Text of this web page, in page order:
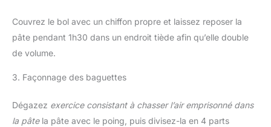
Couvrez le bol avec un chiffon propre et laissez reposer la
pâte pendant 1h30 dans un endroit tiède afin qu’elle double
de volume.
3. Façonnage des baguettes
Dégazez exercice consistant à chasser l’air emprisonné dans
la pâtela pâte avec le poing, puis divisez-la en 4 parts